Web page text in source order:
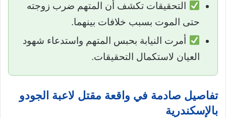
التحقيقات تكشف أن المتهم ضرب زوجته
حتى الموت بسبب خلافات بينهما.
أمرت النيابة بحبس المتهم واستدعاء شهود
العيان لاستكمال التحقيقات.
تفاصيل صادمة في واقعة مقتل لاعبة الجودو
بالإسكندرية